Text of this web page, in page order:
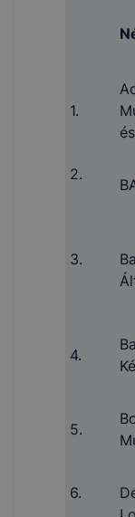
1.
2.
3.
4.
5.
6.